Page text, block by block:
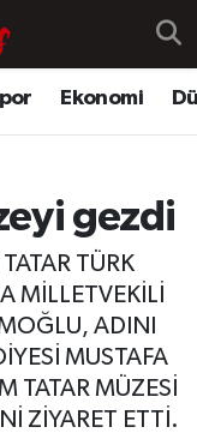
Ekonomi
gezdi
TÜRK
MİLLETVEKİLİ
ADINI
MUSTAFA
TATAR MÜZESİ
ZİYARET ETTİ.